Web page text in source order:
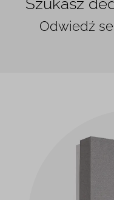
Odwiedź